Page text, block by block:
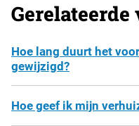
Gerelateerde
Hoe lang duurt het
gewijzigd?
Hoe geef ik mijn